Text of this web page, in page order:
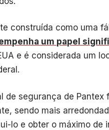
construída como uma
um papel
e é considerada um
de segurança de
sendo mais
lo e obter o máximo de